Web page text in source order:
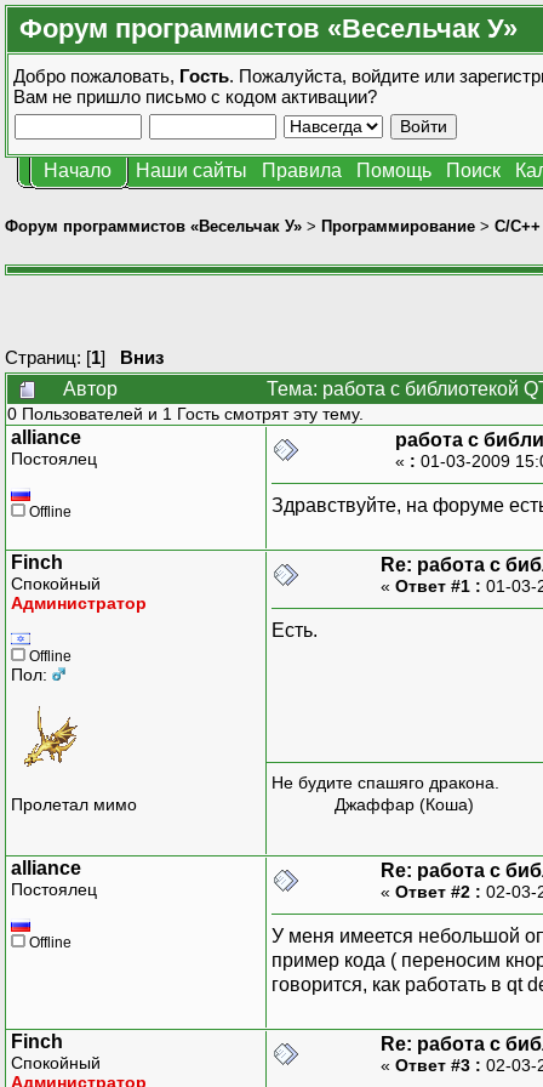
Форум программистов «Весельчак У»
Добро пожаловать, Гость. Пожалуйста, войдите или
Вам не пришло письмо с кодом активации?
Начало Наши сайты Правила Помощь Поиск
Форум программистов «Весельчак У» > Программирование > C/C++
Страниц: [1] Вниз
Автор
Тема: работа с библиотекой
0 Пользователей и 1 Гость смотрят эту тему.
alliance
Постоялец
Offline
работа с
« : 01-03-2009
Здравствуйте, на форуме
Finch
Спокойный
Администратор
Offline
Пол:
Пролетал мимо
Re: работа с
« Ответ #1 : 01-03-
Есть.
Не будите спашяго дракона.
Джаффар (Коша)
alliance
Постоялец
Offline
Re: работа с
« Ответ #2 : 02-03-
У меня имеется небольшой
пример кода ( переносим
говорится, как работать в
Finch
Спокойный
Администратор
Re: работа с
« Ответ #3 : 02-03-